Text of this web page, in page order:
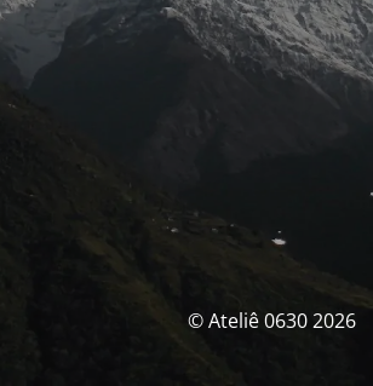
© Ateliê 0630 2026